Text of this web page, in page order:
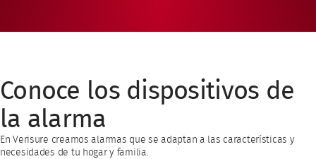
Conoce los dispositivos de
la alarma
En Verisure creamos alarmas que se adaptan a las características y
necesidades de tu hogar y familia.